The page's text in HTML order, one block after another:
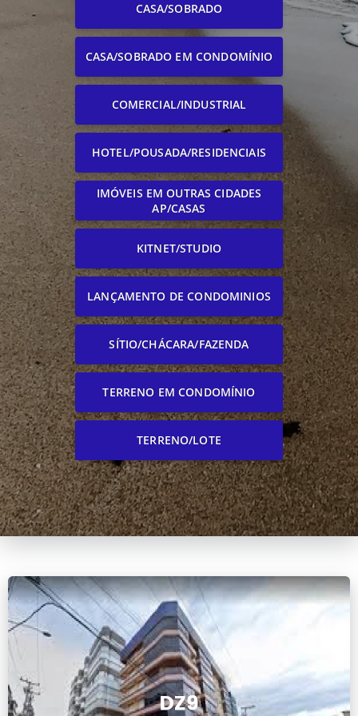
CASA/SOBRADO
CASA/SOBRADO EM CONDOMÍNIO
COMERCIAL/INDUSTRIAL
HOTEL/POUSADA/RESIDENCIAIS
IMÓVEIS EM OUTRAS CIDADES
AP/CASAS
KITNET/STUDIO
LANÇAMENTO DE CONDOMINIOS
SÍTIO/CHÁCARA/FAZENDA
TERRENO EM CONDOMÍNIO
TERRENO/LOTE